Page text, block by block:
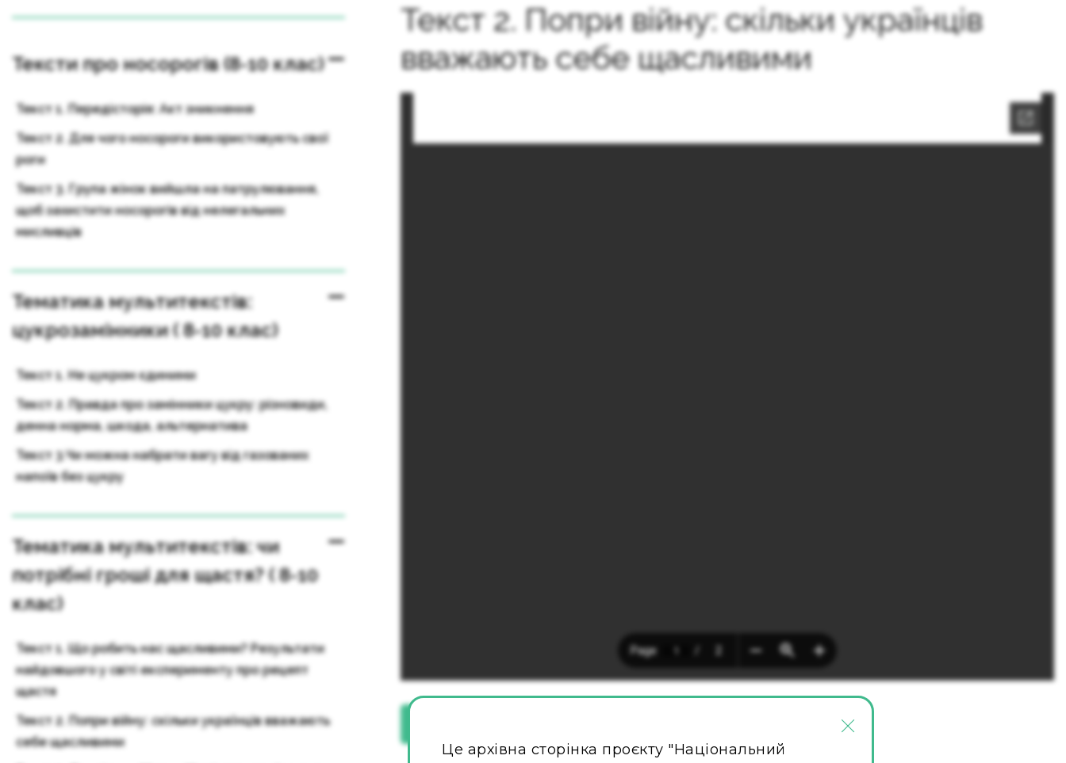
Тексти про носорогів (8-10 клас)
Текст 1. Передісторія: Акт зникнення
Текст 2. Для чого носороги використовують свої
роги
Текст 3. Група жінок вийшла на патрулювання,
щоб захистити носорогів від нелегальних
мисливців
Тематика мультитекстів:
цукрозамінники ( 8-10 клас)
Текст 1. Не цукром єдиними
Текст 2. Правда про замінники цукру: різновиди,
денна норма, шкода, альтернатива
Текст 3.Чи можна набрати вагу від газованих
напоїв без цукру
Тематика мультитекстів: чи
потрібні гроші для щастя? ( 8-10
клас)
Текст 1. Що робить нас щасливими? Результати
найдовшого у світі експерименту про рецепт
щастя
Текст 2. Попри війну: скільки українців вважають
себе щасливими
Текст 2. Попри війну: скільки українців
вважають себе щасливими
×
Це архівна сторінка проєкту "Національний